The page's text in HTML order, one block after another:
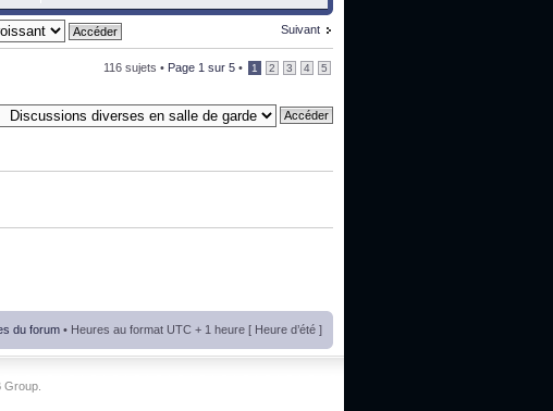
Suivant
116 sujets • Page 1 sur 5 • 1 2 3 4 5
du forum • Heures au format UTC + 1 heure [ Heure d’été ]